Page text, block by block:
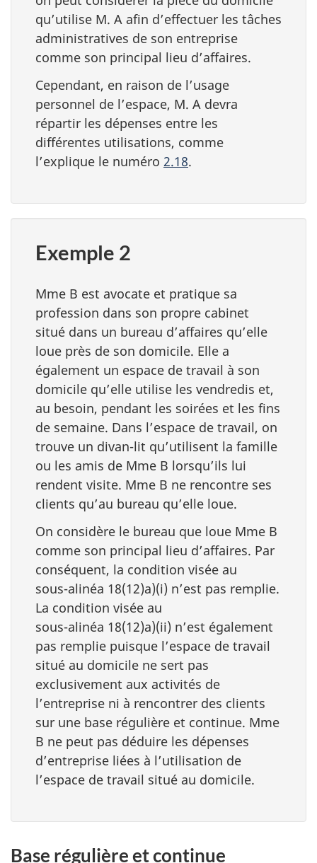
qu’utilise M. A afin d’effectuer les tâches
administratives de son entreprise
comme son principal lieu d’affaires.
Cependant, en raison de l’usage
personnel de l’espace, M. A devra
répartir les dépenses entre les
différentes utilisations, comme
l’explique le numéro 2.18.
Exemple 2
Mme B est avocate et pratique sa
profession dans son propre cabinet
situé dans un bureau d’affaires qu’elle
loue près de son domicile. Elle a
également un espace de travail à son
domicile qu’elle utilise les vendredis et,
au besoin, pendant les soirées et les fins
de semaine. Dans l’espace de travail, on
trouve un divan-lit qu’utilisent la famille
ou les amis de Mme B lorsqu’ils lui
rendent visite. Mme B ne rencontre ses
clients qu’au bureau qu’elle loue.
On considère le bureau que loue Mme B
comme son principal lieu d’affaires. Par
conséquent, la condition visée au
sous-alinéa 18(12)a)(i) n’est pas remplie.
La condition visée au
sous-alinéa 18(12)a)(ii) n’est également
pas remplie puisque l’espace de travail
situé au domicile ne sert pas
exclusivement aux activités de
l’entreprise ni à rencontrer des clients
sur une base régulière et continue. Mme
B ne peut pas déduire les dépenses
d’entreprise liées à l’utilisation de
l’espace de travail situé au domicile.
Base régulière et continue